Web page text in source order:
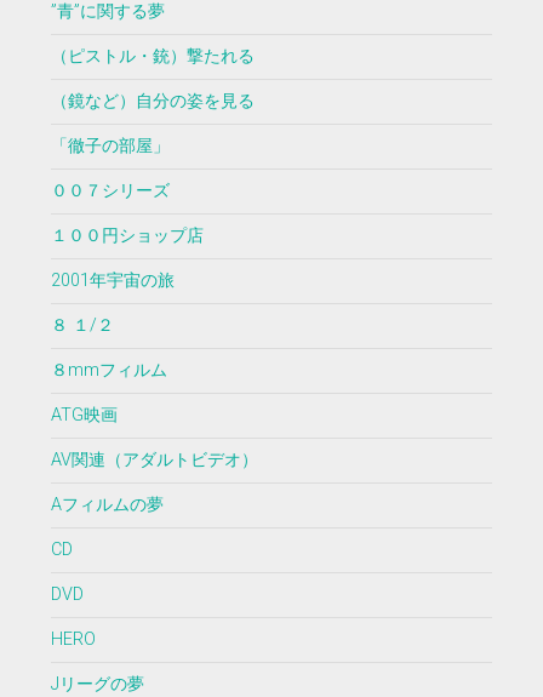
”青”に関する夢
（ピストル・銃）撃たれる
（鏡など）自分の姿を見る
「徹子の部屋」
００７シリーズ
１００円ショップ店
2001年宇宙の旅
８ １/２
８mmフィルム
ATG映画
AV関連（アダルトビデオ）
Aフィルムの夢
CD
DVD
HERO
Jリーグの夢